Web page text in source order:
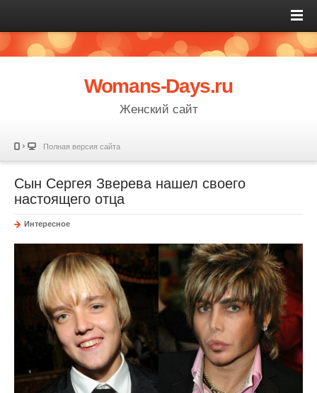
Womans-Days.ru
Женский сайт
Полная версия сайта
Сын Сергея Зверева нашел своего
настоящего отца
Интересное